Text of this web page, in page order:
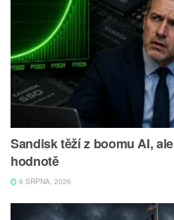
Sandisk těží z boomu AI,
hodnotě
6 SRPNA, 2026